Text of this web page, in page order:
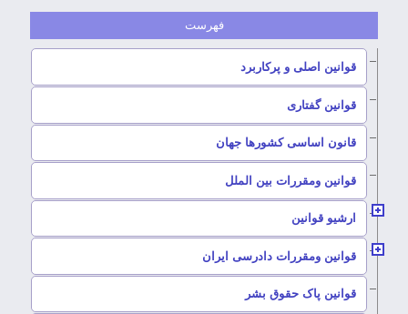
قوانین اصلی و پرکاربرد
قوانین گفتاری
قانون اساسی کشورها جهان
قوانین ومقررات بین الملل
ارشیو قوانین
قوانین ومقررات دادرسی ایران
قوانین پاک حقوق بشر